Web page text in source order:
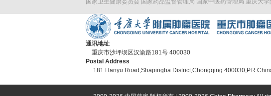
国家卫生健康委员会 国家药品监督管理局 国家中医药管理局 重庆大学
通讯地址
重庆市沙坪坝区汉渝路181号 400030
Postal Address
181 Hanyu Road,Shapingba District,Chongqing